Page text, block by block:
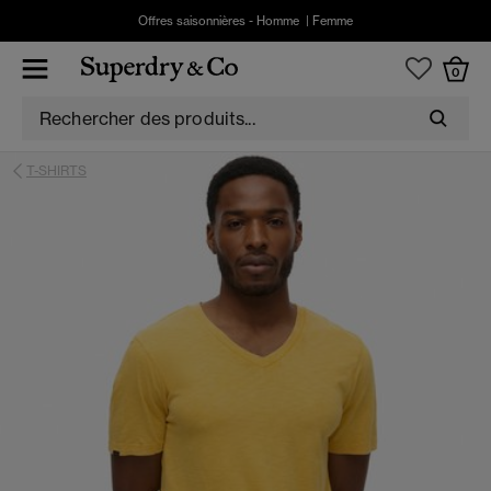
Offres saisonnières - Homme Femme
0
T-SHIRTS